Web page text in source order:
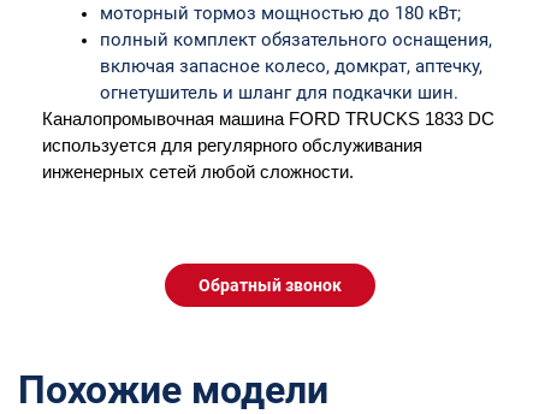
моторный тормоз мощностью до 180 кВт;
полный комплект обязательного оснащения,
включая запасное колесо, домкрат, аптечку,
огнетушитель и шланг для подкачки шин.
Каналопромывочная машина FORD TRUCKS 1833 DC
используется для регулярного обслуживания
инженерных сетей любой сложности.
Обратный звонок
Похожие модели